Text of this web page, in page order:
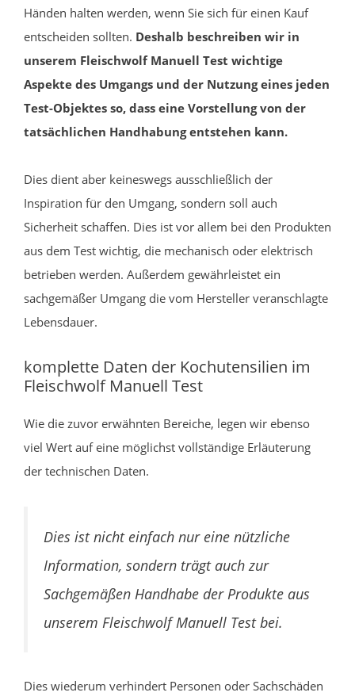
Händen halten werden, wenn Sie sich für einen Kauf
entscheiden sollten. Deshalb beschreiben wir in
unserem Fleischwolf Manuell Test wichtige
Aspekte des Umgangs und der Nutzung eines jeden
Test-Objektes so, dass eine Vorstellung von der
tatsächlichen Handhabung entstehen kann.
Dies dient aber keineswegs ausschließlich der
Inspiration für den Umgang, sondern soll auch
Sicherheit schaffen. Dies ist vor allem bei den Produkten
aus dem Test wichtig, die mechanisch oder elektrisch
betrieben werden. Außerdem gewährleistet ein
sachgemäßer Umgang die vom Hersteller veranschlagte
Lebensdauer.
komplette Daten der Kochutensilien im
Fleischwolf Manuell Test
Wie die zuvor erwähnten Bereiche, legen wir ebenso
viel Wert auf eine möglichst vollständige Erläuterung
der technischen Daten.
Dies ist nicht einfach nur eine nützliche
Information, sondern trägt auch zur
Sachgemäßen Handhabe der Produkte aus
unserem Fleischwolf Manuell Test bei.
Dies wiederum verhindert Personen oder Sachschäden